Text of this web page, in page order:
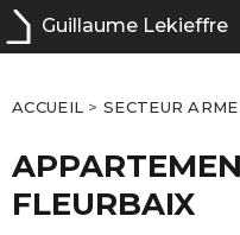
Guillaume Lekieffre
ACCUEIL >SECTEUR
FLEURBAIX